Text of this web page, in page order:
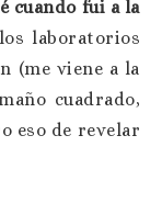
cuando fui a la
laboratorios
(me viene a la
cuadrado,
eso de revelar